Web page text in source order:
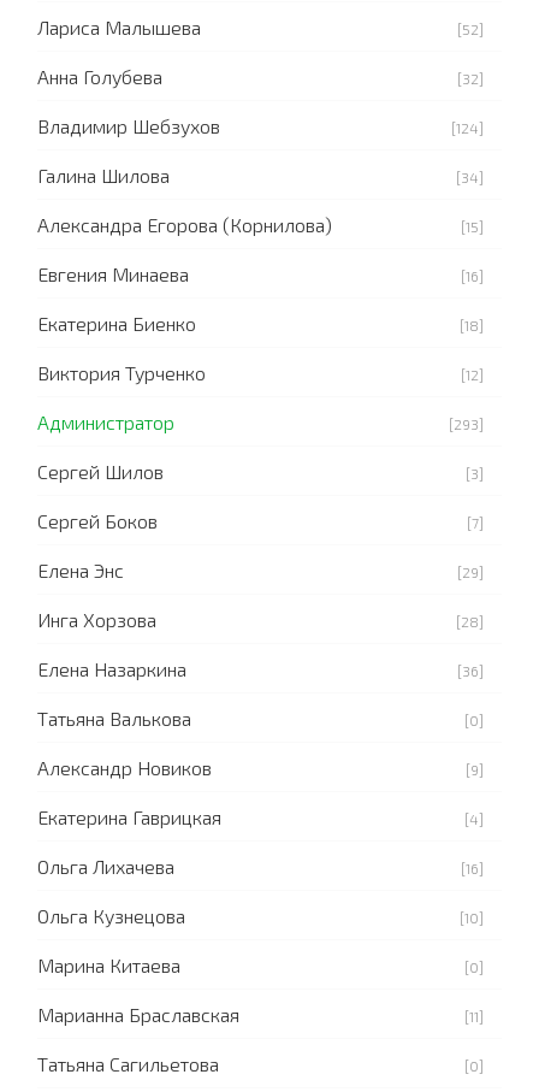
Лариса Малышева [52]
Анна Голубева [32]
Владимир Шебзухов [124]
Галина Шилова [34]
Александра Егорова (Корнилова) [15]
Евгения Минаева [16]
Екатерина Биенко [18]
Виктория Турченко [12]
Администратор [293]
Сергей Шилов [3]
Сергей Боков [7]
Елена Энс [29]
Инга Хорзова [28]
Елена Назаркина [36]
Татьяна Валькова [0]
Александр Новиков [9]
Екатерина Гаврицкая [4]
Ольга Лихачева [16]
Ольга Кузнецова [10]
Марина Китаева [0]
Марианна Браславская [11]
Татьяна Сагильетова [0]